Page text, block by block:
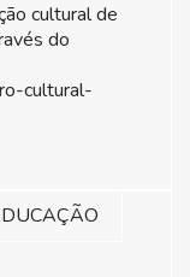
cultural de
do
cultural-